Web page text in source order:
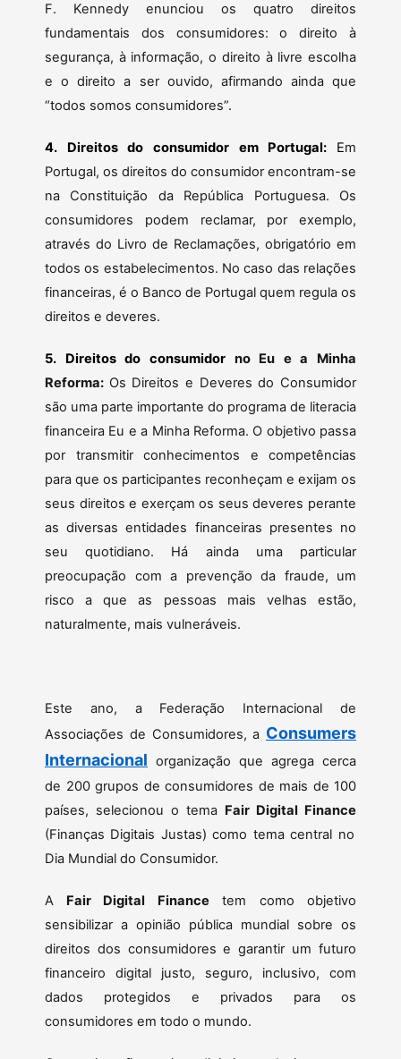
F. Kennedy enunciou os quatro direitos
fundamentais dos consumidores: o direito à
segurança, à informação, o direito à livre escolha
e o direito a ser ouvido, afirmando ainda que
“todos somos consumidores”.
4. Direitos do consumidor em Portugal: Em
Portugal, os direitos do consumidor encontram-se
na Constituição da República Portuguesa. Os
consumidores podem reclamar, por exemplo,
através do Livro de Reclamações, obrigatório em
todos os estabelecimentos. No caso das relações
financeiras, é o Banco de Portugal quem regula os
direitos e deveres.
5. Direitos do consumidor no Eu e a Minha
Reforma: Os Direitos e Deveres do Consumidor
são uma parte importante do programa de literacia
financeira Eu e a Minha Reforma. O objetivo passa
por transmitir conhecimentos e competências
para que os participantes reconheçam e exijam os
seus direitos e exerçam os seus deveres perante
as diversas entidades financeiras presentes no
seu quotidiano. Há ainda uma particular
preocupação com a prevenção da fraude, um
risco a que as pessoas mais velhas estão,
naturalmente, mais vulneráveis.
Este ano, a Federação Internacional de
Associações de Consumidores, a Consumers
Internacional organização que agrega cerca
de 200 grupos de consumidores de mais de 100
países, selecionou o tema Fair Digital Finance
(Finanças Digitais Justas) como tema central no
Dia Mundial do Consumidor.
A Fair Digital Financetem como objetivo
sensibilizar a opinião pública mundial sobre os
direitos dos consumidores e garantir um futuro
financeiro digital justo, seguro, inclusivo, com
dados protegidos e privados para os
consumidores em todo o mundo.